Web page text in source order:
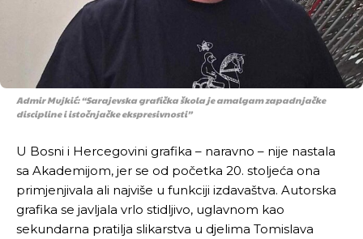
Admir Mujkić: “Sarajevska grafička škola je amalgam zapadnjačke
discipline i istočnjačke ekspresivnosti”
U Bosni i Hercegovini grafika – naravno – nije nastala
sa Akademijom, jer se od početka 20. stoljeća ona
primjenjivala ali najviše u funkciji izdavaštva. Autorska
grafika se javljala vrlo stidljivo, uglavnom kao
sekundarna pratilja slikarstva u djelima Tomislava